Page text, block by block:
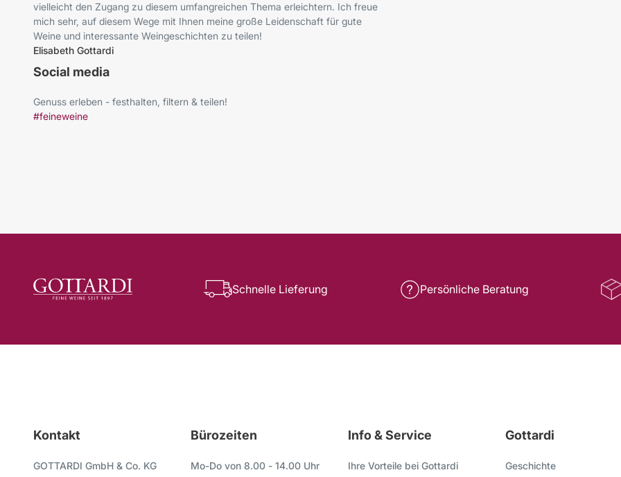
vielleicht den Zugang zu diesem umfangreichen Thema erleichtern. Ich freue
mich sehr, auf diesem Wege mit Ihnen meine große Leidenschaft für gute
Weine und interessante Weingeschichten zu teilen!
Elisabeth Gottardi
Social media
Genuss erleben - festhalten, filtern & teilen!
#feineweine
Schnelle Lieferung Persönliche Beratung
Kontakt
GOTTARDI GmbH & Co. KG
Bürozeiten
Mo-Do von 8.00 - 14.00 Uhr
Info & Service
Ihre Vorteile bei Gottardi
Gottardi
Geschichte